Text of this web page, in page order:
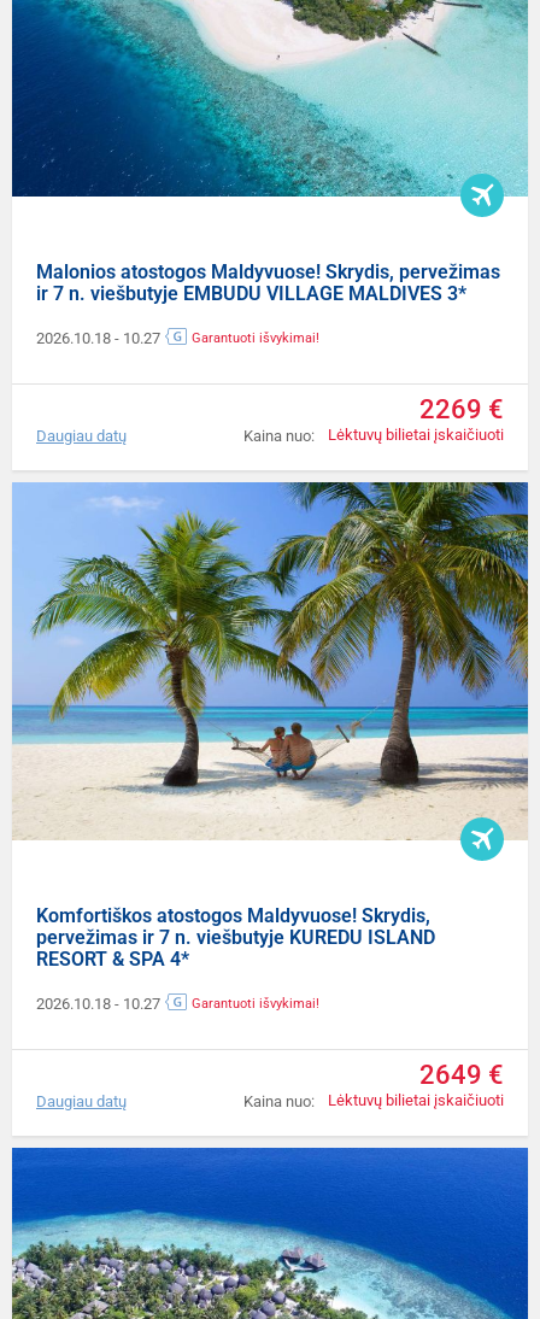
Malonios atostogos Maldyvuose! Skrydis, pervežimas
ir 7 n. viešbutyje EMBUDU VILLAGE MALDIVES 3*
2026.10.18 - 10.27 Garantuoti išvykimai!
Kaina nuo:
2269 €
Lėktuvų bilietai įskaičiuoti
Daugiau datų
Komfortiškos atostogos Maldyvuose! Skrydis,
pervežimas ir 7 n. viešbutyje KUREDU ISLAND
RESORT & SPA 4*
2026.10.18 - 10.27 Garantuoti išvykimai!
Kaina nuo:
2649 €
Lėktuvų bilietai įskaičiuoti
Daugiau datų